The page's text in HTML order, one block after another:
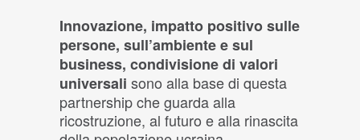
Innovazione, impatto positivo sulle
persone, sull’ambiente e sul
business, condivisione di valori
universali sono alla base di questa
partnership che guarda alla
ricostruzione, al futuro e alla rinascita